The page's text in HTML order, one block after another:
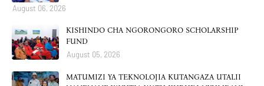
August 06, 2026
KISHINDO CHA NGORONGORO SCHOLARSHIP
FUND
August 05, 2026
MATUMIZI YA TEKNOLOJIA KUTANGAZA UTALII